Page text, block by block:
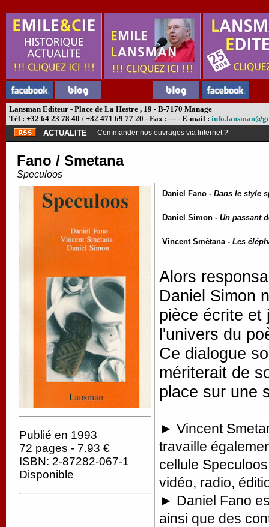
Lansman Editeur - Place de La Hestre , 19 - B-7170 Manage
Tél : +32 64 23 78 40 / +32 471 69 77 20 - Fax : --- - E-mail :
ACTUALITE
Commander nos ouvrages via Internet ?
Fano / Smetana
Speculoos
Publié en 1993
72 pages - 7.93 €
ISBN: 2-87282-067-1
Disponible
Daniel Fano - Dans le style
Daniel Simon - Un passant
Vincent Smétana - Les
Alors
Daniel Simon
pièce écrite et
l'univers du
Ce dialogue
mériterait de
place sur une
► Vincent
travaille
cellule
vidéo, radio,
► Daniel Fano
ainsi que des